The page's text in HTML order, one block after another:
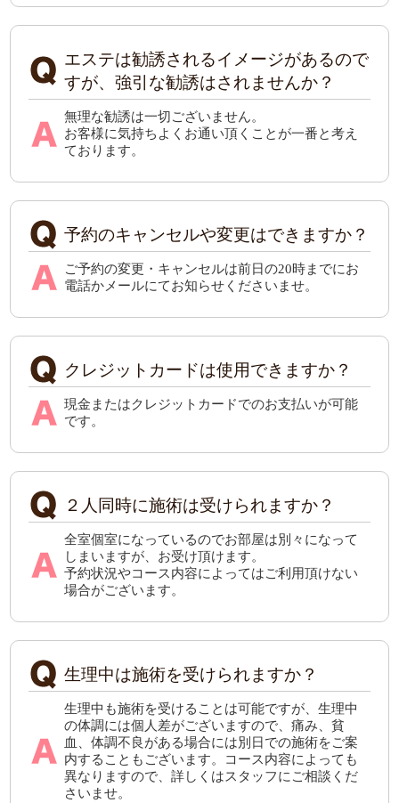
エステは勧誘されるイメージがあるので
すが、強引な勧誘はされませんか？
無理な勧誘は一切ございません。
お客様に気持ちよくお通い頂くことが一番と考え
ております。
予約のキャンセルや変更はできますか？
ご予約の変更・キャンセルは前日の20時までにお
電話かメールにてお知らせくださいませ。
クレジットカードは使用できますか？
現金またはクレジットカードでのお支払いが可能
です。
２人同時に施術は受けられますか？
全室個室になっているのでお部屋は別々になって
しまいますが、お受け頂けます。
予約状況やコース内容によってはご利用頂けない
場合がございます。
生理中は施術を受けられますか？
生理中も施術を受けることは可能ですが、生理中
の体調には個人差がございますので、痛み、貧
血、体調不良がある場合には別日での施術をご案
内することもございます。コース内容によっても
異なりますので、詳しくはスタッフにご相談くだ
さいませ。